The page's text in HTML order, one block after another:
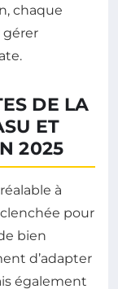
chaque
gérer
DE LA
ET
2025
à
pour
bien
d’adapter
également